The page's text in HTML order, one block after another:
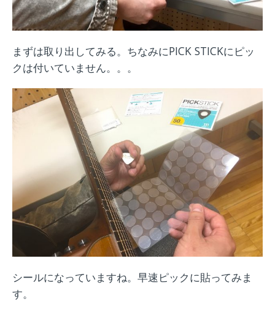
まずは取り出してみる。ちなみにPICK STICKにピッ
クは付いていません。。。
シールになっていますね。早速ピックに貼ってみま
す。